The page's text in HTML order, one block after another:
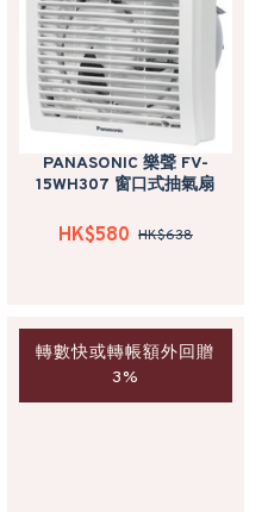
PANASONIC 樂聲 FV-
15WH307 窗口式抽氣扇
HK$580 HK$638
轉數快或轉帳額外回贈
3%